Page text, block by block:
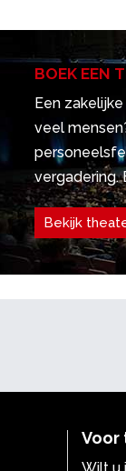
BOEK EEN
Een
veel
vergadering.
Bekijk
Voor